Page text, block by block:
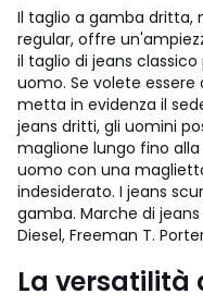
Il taglio a gamba
regular, offre
il taglio di jeans
uomo. Se volete
metta in evidenza il
jeans dritti, gli uomini
maglione lungo fino
uomo con una
indesiderato. I jeans
gamba. Marche di
Diesel, Freeman T.
La versatilità